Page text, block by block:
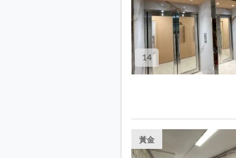
14
黃金